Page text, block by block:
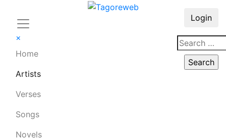
×
Home
Artists
Verses
Songs
Novels
Login